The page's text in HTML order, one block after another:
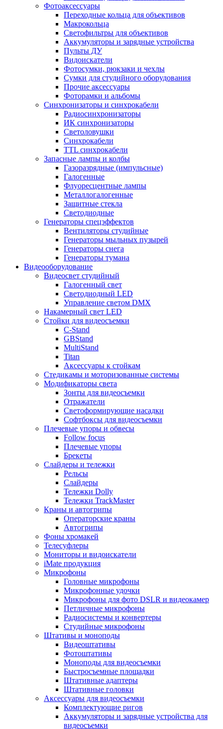
Фотоаксессуары
Переходные кольца для объективов
Макрокольца
Светофильтры для объективов
Аккумуляторы и зарядные устройства
Пульты ДУ
Видоискатели
Фотосумки, рюкзаки и чехлы
Сумки для студийного оборудования
Прочие аксессуары
Фоторамки и альбомы
Синхронизаторы и синхрокабели
Радиосинхронизаторы
ИК синхронизаторы
Светоловушки
Синхрокабели
TTL синхрокабели
Запасные лампы и колбы
Газоразрядные (импульсные)
Галогенные
Флуоресцентные лампы
Металлогалогенные
Защитные стекла
Светодиодные
Генераторы спецэффектов
Вентиляторы студийные
Генераторы мыльных пузырей
Генераторы снега
Генераторы тумана
Видеооборудование
Видеосвет студийный
Галогенный свет
Светодиодный LED
Управление светом DMX
Накамерный свет LED
Стойки для видеосъемки
C-Stand
GBStand
MultiStand
Titan
Аксессуары к стойкам
Стедикамы и моторизованные системы
Модификаторы света
Зонты для видеосъемки
Отражатели
Светоформирующие насадки
Софтбоксы для видеосъемки
Плечевые упоры и обвесы
Follow focus
Плечевые упоры
Брекеты
Слайдеры и тележки
Рельсы
Слайдеры
Тележки Dolly
Тележки TrackMaster
Краны и автогрипы
Операторские краны
Автогрипы
Фоны хромакей
Телесуфлеры
Мониторы и видоискатели
iMate продукция
Микрофоны
Головные микрофоны
Микрофонные удочки
Микрофоны для фото DSLR и видеокамер
Петличные микрофоны
Радиосистемы и конвертеры
Студийные микрофоны
Штативы и моноподы
Видеоштативы
Фотоштативы
Моноподы для видеосъемки
Быстросъемные площадки
Штативные адаптеры
Штативные головки
Аксессуары для видеосъемки
Комплектующие ригов
Аккумуляторы и зарядные устройства для
видеосъемки